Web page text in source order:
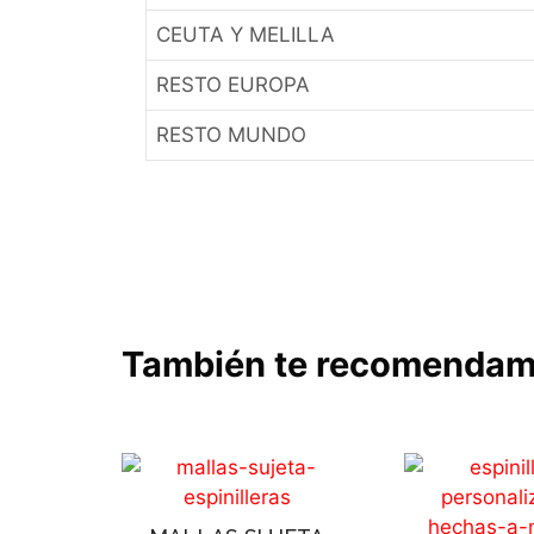
CEUTA Y MELILLA
RESTO EUROPA
RESTO MUNDO
También te